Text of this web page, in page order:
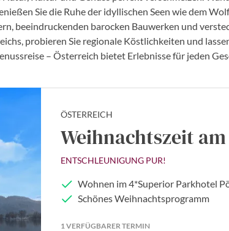
Sie die Ruhe der idyllischen Seen wie dem
beeindruckenden barocken Bauwerken und
probieren Sie regionale Köstlichkeiten und
– Österreich bietet Erlebnisse für jeden
ÖSTERREICH
Weihnachtszeit
ENTSCHLEUNIGUNG PUR!
Wohnen im 4*Superior Parkhotel
Schönes Weihnachtsprogramm
1 VERFÜGBARER TERMIN